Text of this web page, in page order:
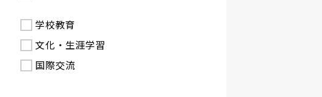
学校教育
文化・生涯学習
国際交流